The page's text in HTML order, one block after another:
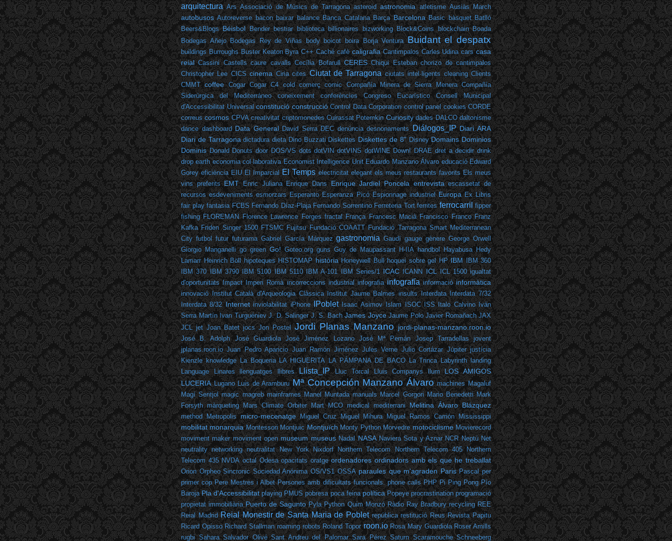
arquitectura Ars Associació de Músics de Tarragona asteroid astronomia atletisme Ausiàs March
autobusos Autoreverse bacon baixar balance Banca Catalana Barça Barcelona Basic bàsquet Batlló
Beers&Blogs Béisbol Bender bestiar biblioteca billionaires bizworking Block&Coins blockchain Boada
Bodegas Añejo Bodegas Rey de Viñas body boicot boira Borja Ventura Buidant el despatx
buildings Burroughs Buster Keaton Byra C++ Caché cafè caligrafia Cantimpalos Carles Udina cars casa
reial Cassini Castells caure cavalls Cecília Bofarull CERES Chiqui Esteban chorizo de cantimpalos
Christopher Lee CICS cinema Ciria cites Ciutat de Tarragona ciutats intel·ligents cleaning Clients
CMMT coffee Cogar Cogar C4 cold comerç comic Compañía Minera de Sierra Menera Compañía
Siderúrgica del Mediterráneo
coneixement conferències Congreso Eucarístico
Consell Municipal
d'Accessibilitat Universal constitució construcció Control Data Corporation control panel cookies CORDE
correus cosmos CPVA creativitat criptomonedes Cuirassat Potemkin Curiosity dades DALCO daltonisme
dance dashboard Data General David Serra DEC denúncia desnonaments Diálogos_IP Diari ARA
Diari de Tarragona dictadura dieta Dino Buzzati Diskettes Diskettes de 8" Disney Domains Dominios
Dominis Donald Donuts door DOS/VS dots dotVIN dotVINS dotWINE Down! DRAE dret a decidir drink
drop earth economia col·laborativa Economist Intelligence Unit Eduardo Manzano Álvaro educació Edward
Gorey eficiència EIU El Imparcial El Temps electricitat elegant els meus restaurants favorits Els meus
vins preferits EMT Enric Juliana Enrique Dans Enrique Jardiel Poncela entrevista escassetat de
recursos esdeveniments esmorzars Esperanto Esperanza Picó Espionnage industriel Europa Ex Libris
fair play fantasia FCBS Fernando Díaz-Plaja Fernando Sorrentino Ferreteria Tort ferrites ferrocarril fipper
fishing FLOREMAN Florence Lawrence Forges fractal França Francesc Macià Francisco Franco Franz
Kafka Friden Singer 1500 FTSMC Fujitsu Fundació COAATT Fundació Tarragona Smart Mediterranean
City futbol futur futurama Gabriel García Márquez gastronomia Gaudí gauge gènere George Orwell
Giorgio Manganelli go green Go! Goteo.org guns Guy de Maupassant H-IIA handbol Hayabusa Hedy
Lamarr Heinrich Böll hipoteques HISTOMAP història Honeywell Bull hoquei sobre gel HP IBM IBM 360
IBM 370 IBM 3790 IBM 5100 IBM 5110 IBM A-101 IBM Series/1 ICAC ICANN ICL ICL 1500 igualtat
d'oportunitats Impact Imperi Romà incorreccions industrial infografia infografía informació informàtica
innovació Institut Català d'Arqueologia Clàssica Institut Jaume Balmes insults Interdata Interdata 7/32
Interdata 8/32 Internet inviolabilitat iPhone IPoblet Isaac Asimov Islam ISOC ISS Italo Calvino Iván
Serra Martín Ivan Turguéniev J. D. Salinger J. S. Bach James Joyce Jaume Polo Javier Romañach JAX
JCL jet Joan Batet jocs Jon Postel Jordi Planas Manzano jordi-planas-manzano.roon.io
José B. Adolph José Guardiola José Jiménez Lozano José Mª Pemán Josep Tarradellas
jovent
jplanas.roon.io Juan Pedro Aparicio Juan Ramón Jiménez Jules Verne Julio Cortázar Júpiter justícia
Kienzle knowledge La Boqueria LA HIGUERITA LA PÁMPANA DE BACO La Trinca Labyrinth landing
Language
Linares llenguatges llibres Llista_IP Lluc Torcal Lluis Companys llum
LOS AMIGOS
LUCERIA Lugano Luis de Aramburu Mª Concepción Manzano Álvaro machines Magaluf
Magí Seritjol magic magreb mainframes Manel Muntada manuals Marcel Gorgori Mario Benedetti Mark
Forsyth màrqueting Mars Climate Orbiter Mart MCO medical mediterrani Melitina Álvaro Blázquez
method Metropolis micro-mecenatge Miguel Cruz Miguel Mihura Miguel Ramos Carrión Mississippi
mobilitat monarquia Montessori Montjuic Montjuïch Monty Python Morvedre motociclisme Movierecord
moviment maker moviment open museum museus Nadal NASA Naviera Sota y Aznar NCR Neptú Net
neutrality networking neutralitat New York Nixdorf Northern Telecom Northern Telecom 405
Northern
Telecom 435 NVDA octal Odesa opacitats oratge ordenadores ordinadors amb els que he treballat
Orion Orpheo Sincronic Sociedad Anónima OS/VS1 OSSA paraules que m'agraden Paris Pascal per
primer cop Pere Mestres i Albet Persones amb dificultats funcionals. phone calls PHP Pi Ping Pong Pío
Baroja Pla d'Accessibilitat playing PMUS pobresa poca feina política Popeye procrastination programació
propietat immobiliària Puerto de Sagunto Pyla Python Quim Monzó Ràdio Ray Bradbury recycling REE
Reial Madrid Reial Monestir de Santa Maria de Poblet república restitució Reus Revista Papitu
Ricard Opisso Richard Stallman roaming robots Roland Topor roon.io Rosa Mary Guardiola Roser Amills
rugbi Sahara Salvador Olivé Sant Andreu del Palomar Sara Pérez Saturn Scaramouche Schneeberg